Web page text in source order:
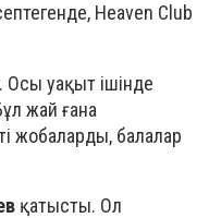
Heaven Club
Осы уақыт ішінде
жай ғана
жобаларды, балалар
қатысты. Ол